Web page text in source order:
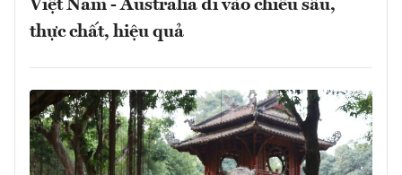
Việt Nam - Australia đi vào chiều sâu,
thực chất, hiệu quả